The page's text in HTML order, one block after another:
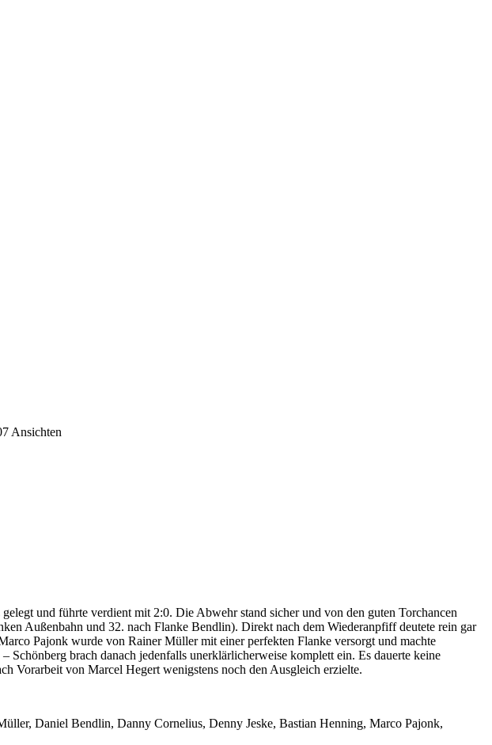
Ansichten
und führte verdient mit 2:0. Die Abwehr stand sicher und von den guten Torchancen
Außenbahn und 32. nach Flanke Bendlin). Direkt nach dem Wiederanpfiff deutete rein gar
Pajonk wurde von Rainer Müller mit einer perfekten Flanke versorgt und machte
Schönberg brach danach jedenfalls unerklärlicherweise komplett ein. Es dauerte keine
Vorarbeit von Marcel Hegert wenigstens noch den Ausgleich erzielte.
Daniel Bendlin, Danny Cornelius, Denny Jeske, Bastian Henning, Marco Pajonk,